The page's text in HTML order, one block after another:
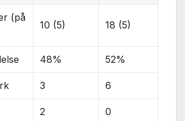
(på
10 (5) 18 (5)
48% 52%
3 6
2 0